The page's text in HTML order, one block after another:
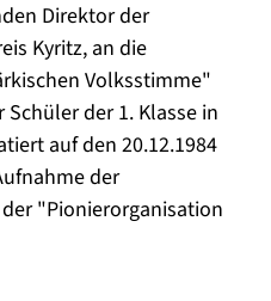
Direktor der
Kyritz, an die
Volksstimme"
der 1. Klasse in
auf den 20.12.1984
der
"Pionierorganisation